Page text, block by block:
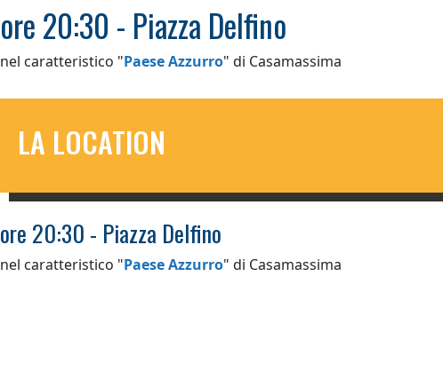
ore 20:30 - Piazza Delfino
nel caratteristico "Paese Azzurro" di Casamassima
LA LOCATION
ore 20:30 - Piazza Delfino
nel caratteristico "Paese Azzurro" di Casamassima